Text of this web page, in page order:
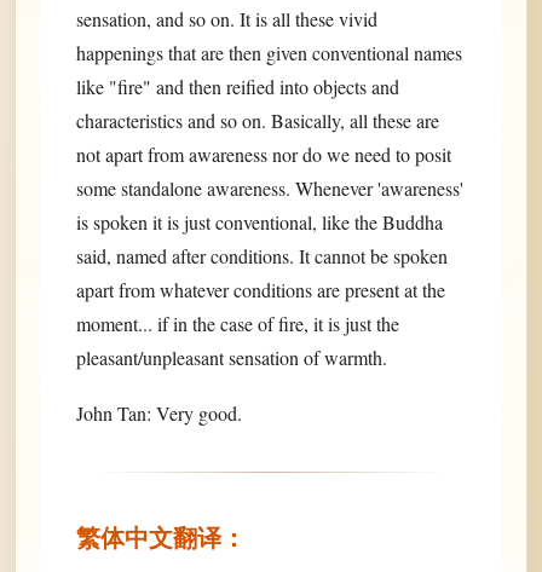
sensation, and so on. It is all these vivid
happenings that are then given conventional names
like "fire" and then reified into objects and
characteristics and so on. Basically, all these are
not apart from awareness nor do we need to posit
some standalone awareness. Whenever 'awareness'
is spoken it is just conventional, like the Buddha
said, named after conditions. It cannot be spoken
apart from whatever conditions are present at the
moment... if in the case of fire, it is just the
pleasant/unpleasant sensation of warmth.
John Tan: Very good.
繁体中文翻译：